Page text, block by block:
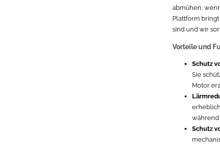
abmühen,
Plattform
sind und wir
Vorteile und
Schutz
Sie
Motor
während
Schutz